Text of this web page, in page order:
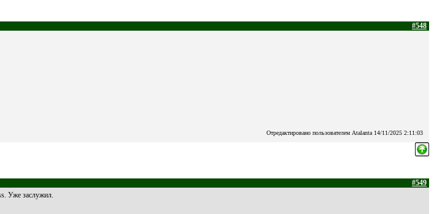
#548
Отредактировано пользователем Atalanta 14/11/2025 2:11:03
#549
Уже заслужил.